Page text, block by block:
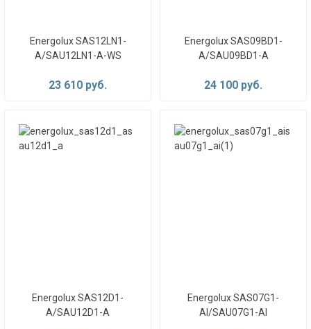
Energolux SAS12LN1-
A/SAU12LN1-A-WS
23 610 руб.
Energolux SAS09BD1-
A/SAU09BD1-A
24 100 руб.
Energolux SAS12D1-
A/SAU12D1-A
Energolux SAS07G1-
AI/SAU07G1-AI